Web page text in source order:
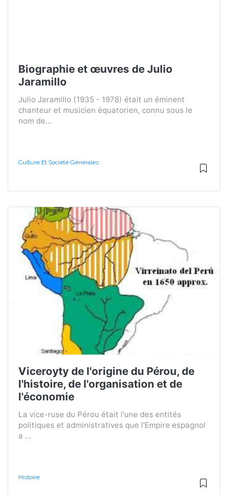
Biographie et œuvres de Julio
Jaramillo
Julio Jaramillo (1935 - 1978) était un éminent
chanteur et musicien équatorien, connu sous le
nom de...
Culture Et Société Générales
Viceroyty de l'origine du Pérou, de
l'histoire, de l'organisation et de
l'économie
La vice-ruse du Pérou était l'une des entités
politiques et administratives que l'Empire espagnol
a ...
Histoire